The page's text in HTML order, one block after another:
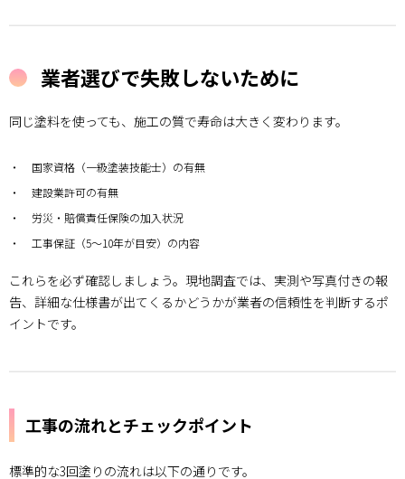
業者選びで失敗しないために
同じ塗料を使っても、施工の質で寿命は大きく変わります。
国家資格（一級塗装技能士）の有無
建設業許可の有無
労災・賠償責任保険の加入状況
工事保証（5～10年が目安）の内容
これらを必ず確認しましょう。現地調査では、実測や写真付きの報
告、詳細な仕様書が出てくるかどうかが業者の信頼性を判断するポ
イントです。
工事の流れとチェックポイント
標準的な3回塗りの流れは以下の通りです。